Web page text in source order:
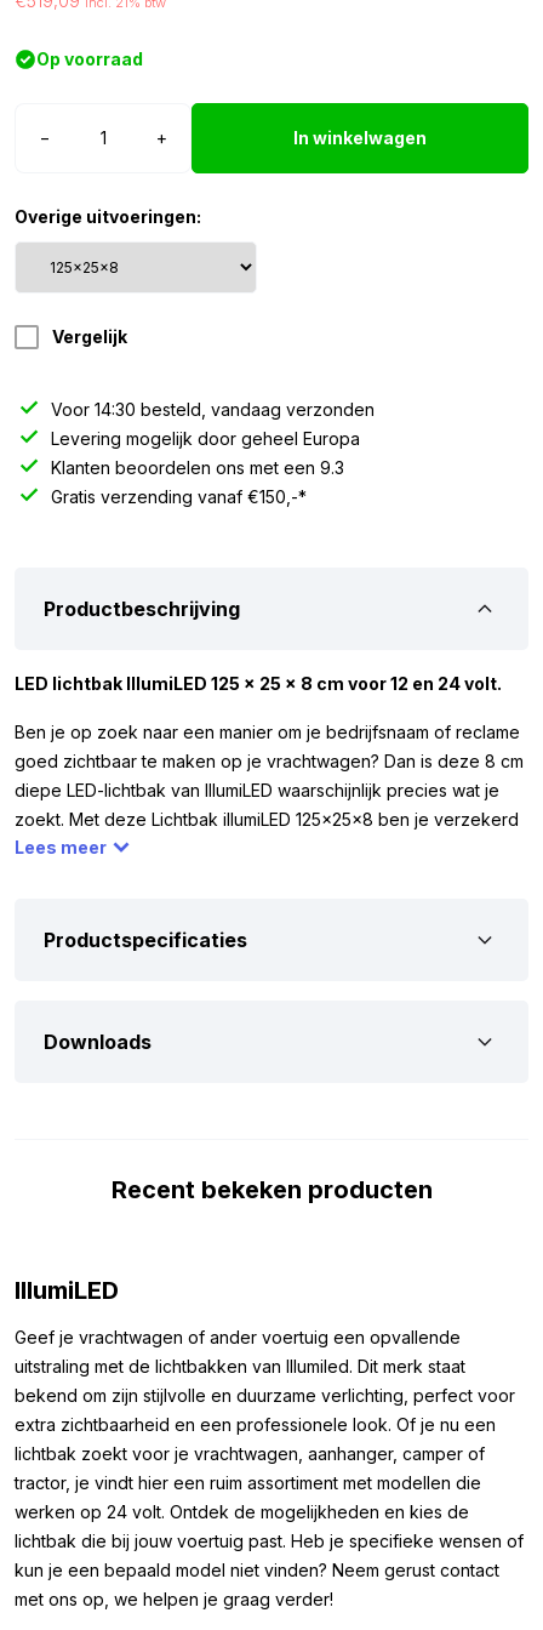
Op voorraad
−
lichtbak
+ In winkelwagen
Overige uitvoeringen:
Vergelijk
Voor 14:30 besteld, vandaag verzonden
Levering mogelijk door geheel Europa
Klanten beoordelen ons met een 9.3
Gratis verzending vanaf €150,-*
Productbeschrijving
LED lichtbak IllumiLED 125 x 25 x 8 cm voor 12 en 24 volt.
Ben je op zoek naar een manier om je bedrijfsnaam of reclame
goed zichtbaar te maken op je vrachtwagen? Dan is deze 8 cm
diepe LED-lichtbak van IllumiLED waarschijnlijk precies wat je
zoekt. Met deze Lichtbak illumiLED 125x25x8 ben je verzekerd
dat je bedrijfsnaam of reclame zowel overdag als ’s nachts
eenvoudig kunt voorzien van je eigen bedrijfsnaam, logo of
De lichtbak is volledig van hoogwaardig kunststof gemaakt,
waardoor hij perfect op de cabine van je vrachtwagen past.
De afmetingen van deze IllumiLED LED-lichtbak zijn als volgt:
Lengte: 125 cm
Hoogte: 25 cm
Dikte: 8 cm
Bevestigingsmateriaal:
Om deze IllumiLED LED-lichtbak 125x25x8 eenvoudig op je
vrachtwagencabine te monteren, zijn er drie handige
mogelijkheden. Zo kun je de lichtbak precies bevestigen zoals
jij wilt, zonder gedoe. De opties om de LED-lichtbak op je
vrachtwagen te monteren zijn als volgt:
Lees meer
Productspecificaties
Downloads
Recent bekeken producten
IllumiLED
Geef je vrachtwagen of ander voertuig een opvallende
uitstraling met de lichtbakken van Illumiled. Dit merk staat
bekend om zijn stijlvolle en duurzame verlichting, perfect voor
extra zichtbaarheid en een professionele look. Of je nu een
lichtbak zoekt voor je vrachtwagen, aanhanger, camper of
tractor, je vindt hier een ruim assortiment met modellen die
werken op 24 volt. Ontdek de mogelijkheden en kies de
lichtbak die bij jouw voertuig past. Heb je specifieke wensen of
kun je een bepaald model niet vinden? Neem gerust contact
met ons op, we helpen je graag verder!